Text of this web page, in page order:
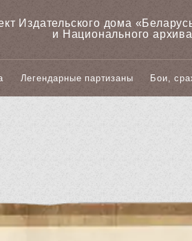
Издательского дома
и Национального
Легендарные партизаны Бои,